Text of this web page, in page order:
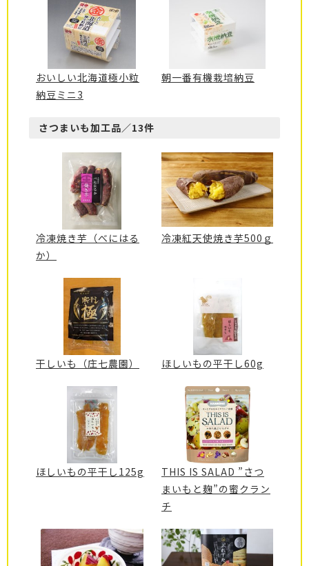
おいしい北海道極小粒
納豆ミニ3
朝一番有機栽培納豆
さつまいも加工品／13件
冷凍焼き芋（べにはる
か）
冷凍紅天使焼き芋500ｇ
干しいも（庄七農園） ほしいもの平干し60g
ほしいもの平干し125g
THIS IS SALAD ”さつ
まいもと麹”の蜜クラン
チ